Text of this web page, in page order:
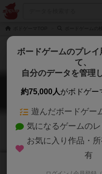
プラ
ボードゲームのプレイ
て、
自分のデータを管理
約75,000人がボドゲー
遊んだボードゲー
気になるゲームの
お気に入り作品・
有